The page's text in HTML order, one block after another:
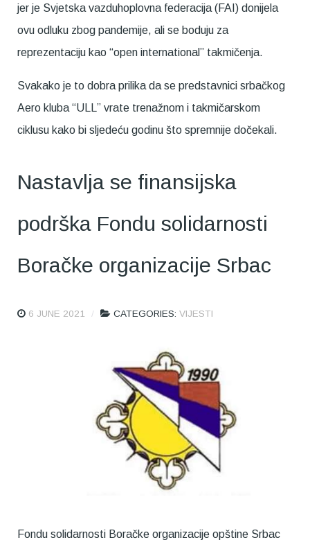
jer je Svjetska vazduhoplovna federacija (FAI) donijela
ovu odluku zbog pandemije, ali se boduju za
reprezentaciju kao “open international” takmičenja.
Svakako je to dobra prilika da se predstavnici srbačkog
Aero kluba “ULL” vrate trenažnom i takmičarskom
ciklusu kako bi sljedeću godinu što spremnije dočekali.
Nastavlja se finansijska
podrška Fondu solidarnosti
Boračke organizacije Srbac
6 JUNE 2021 CATEGORIES: VIJESTI
Fondu solidarnosti Boračke organizacije opštine Srbac